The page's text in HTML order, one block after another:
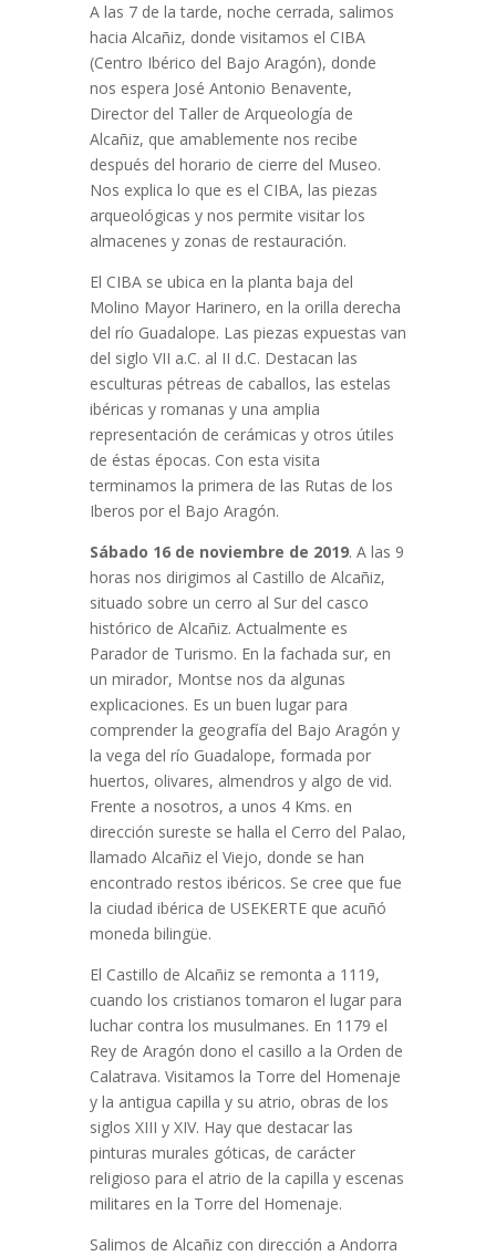
A las 7 de la tarde, noche cerrada, salimos
hacia Alcañiz, donde visitamos el CIBA
(Centro Ibérico del Bajo Aragón), donde
nos espera José Antonio Benavente,
Director del Taller de Arqueología de
Alcañiz, que amablemente nos recibe
después del horario de cierre del Museo.
Nos explica lo que es el CIBA, las piezas
arqueológicas y nos permite visitar los
almacenes y zonas de restauración.
El CIBA se ubica en la planta baja del
Molino Mayor Harinero, en la orilla derecha
del río Guadalope. Las piezas expuestas van
del siglo VII a.C. al II d.C. Destacan las
esculturas pétreas de caballos, las estelas
ibéricas y romanas y una amplia
representación de cerámicas y otros útiles
de éstas épocas. Con esta visita
terminamos la primera de las Rutas de los
Iberos por el Bajo Aragón.
Sábado 16 de noviembre de 2019. A las 9
horas nos dirigimos al Castillo de Alcañiz,
situado sobre un cerro al Sur del casco
histórico de Alcañiz. Actualmente es
Parador de Turismo. En la fachada sur, en
un mirador, Montse nos da algunas
explicaciones. Es un buen lugar para
comprender la geografía del Bajo Aragón y
la vega del río Guadalope, formada por
huertos, olivares, almendros y algo de vid.
Frente a nosotros, a unos 4 Kms. en
dirección sureste se halla el Cerro del Palao,
llamado Alcañiz el Viejo, donde se han
encontrado restos ibéricos. Se cree que fue
la ciudad ibérica de USEKERTE que acuñó
moneda bilingüe.
El Castillo de Alcañiz se remonta a 1119,
cuando los cristianos tomaron el lugar para
luchar contra los musulmanes. En 1179 el
Rey de Aragón dono el casillo a la Orden de
Calatrava. Visitamos la Torre del Homenaje
y la antigua capilla y su atrio, obras de los
siglos XIII y XIV. Hay que destacar las
pinturas murales góticas, de carácter
religioso para el atrio de la capilla y escenas
militares en la Torre del Homenaje.
Salimos de Alcañiz con dirección a Andorra